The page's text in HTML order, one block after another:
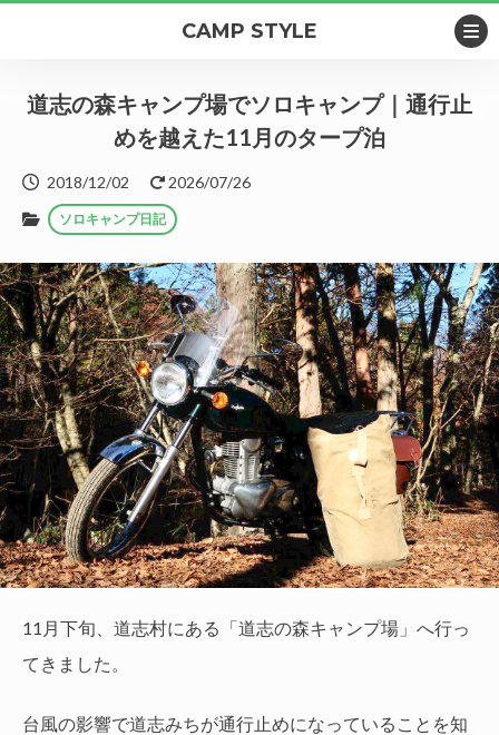
CAMP STYLE
道志の森キャンプ場でソロキャンプ｜通行止
めを越えた11月のタープ泊
2018/12/02 2026/07/26
ソロキャンプ日記
11月下旬、道志村にある「道志の森キャンプ場」へ行っ
てきました。
台風の影響で道志みちが通行止めになっていることを知